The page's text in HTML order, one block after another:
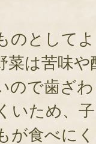
のとして
菜は苦味
ので歯ざ
いため、
が食べに